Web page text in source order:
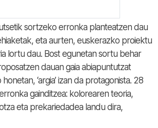
sortzeko erronka planteatzen dau
eta aurten, euskerazko proiektu
lortu dau. Bost egunetan sortu behar
dauan gaia abiapuntutzat
‘argia’ izan da protagonista. 28
gainditzea: kolorearen teoria,
eta prekariedadea landu dira,